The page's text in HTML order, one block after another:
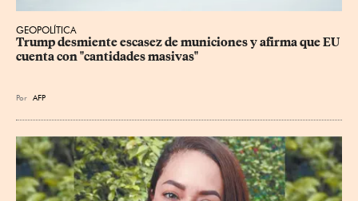
GEOPOLÍTICA
Trump desmiente escasez de municiones y afirma que EU
cuenta con "cantidades masivas"
Por AFP